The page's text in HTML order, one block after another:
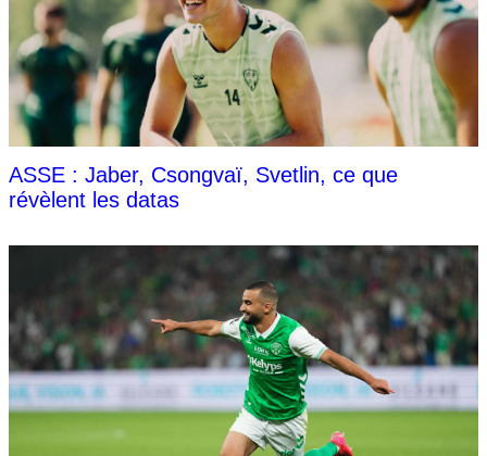
ASSE : Jaber, Csongvaï, Svetlin, ce que
révèlent les datas